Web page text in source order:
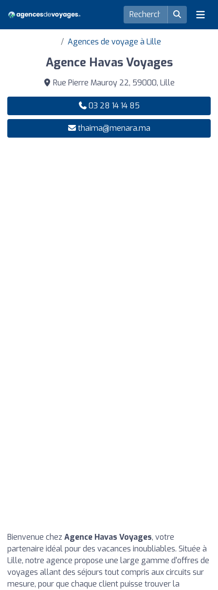
Agences de voyage à Lille
Agence Havas Voyages
Rue Pierre Mauroy 22, 59000, Lille
03 28 14 14 85
thaima@menara.ma
Bienvenue chez Agence Havas Voyages, votre
partenaire idéal pour des vacances inoubliables. Située à
Lille, notre agence propose une large gamme d'offres de
voyages allant des séjours tout compris aux circuits sur
mesure, pour que chaque client puisse trouver la